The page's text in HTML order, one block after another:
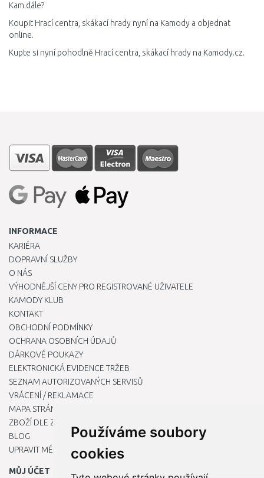
Používáme soubory
cookies
Kam dále?
Koupit Hrací centra, skákací hrady nyní na Kamody a objednat
online.
Kupte si nyní pohodlně Hrací centra, skákací hrady na Kamody.cz.
INFORMACE
KARIÉRA
DOPRAVNÍ SLUŽBY
O NÁS
VÝHODNĚJŠÍ CENY PRO REGISTROVANÉ UŽIVATELE
KAMODY KLUB
KONTAKT
OBCHODNÍ PODMÍNKY
OCHRANA OSOBNÍCH ÚDAJŮ
DÁRKOVÉ POUKAZY
ELEKTRONICKÁ EVIDENCE TRŽEB
SEZNAM AUTORIZOVANÝCH SERVISŮ
VRÁCENÍ / REKLAMACE
MAPA STRÁNKY
ZBOŽÍ DLE ZNAČEK
BLOG
UPRAVIT MÉ PŘEDVOLBY COOKIES
MŮJ ÚČET